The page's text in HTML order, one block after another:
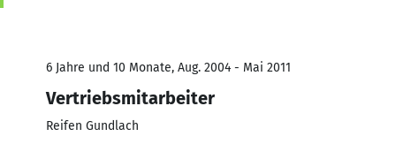
6 Jahre und 10 Monate, Aug. 2004 - Mai 2011
Vertriebsmitarbeiter
Reifen Gundlach